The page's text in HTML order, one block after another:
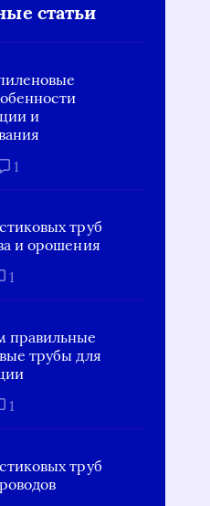
статьи
и
1
труб
и орошения
1
правильные
трубы для
1
труб